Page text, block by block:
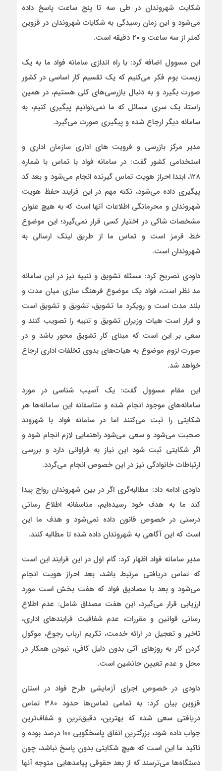
شکایت شهروندان در طی سه تا پنج ساعت پاسخ داده
می‌شود و این زمان رسیدگی به شکایات شهروندان در قزوین
کمتر از سه ساعت و ۲۰ دقیقه است.
این مسوول اضافه کرد: با راه اندازی سامانه فواد ما به یک
زیست بوم فکر می‌کنیم که یک تقسیم کار اساسی در کشور
صورت بگیرد و به دنبال بازرسی‌های کلی هستیم، در همین
راستا، یک سری مسائل که ما نمی‌توانیم پیگیری کنیم، به
سامانه دیگر ارجاع شده و پیگیری صورت می‌گیرد.
مدیر مرکز بازرسی و فرویت های اداری سازمان اداری و
استخدامی کشور گفت: در سامانه فواد با تماس با شماره
۱۲۸، ابتدا احراز هویت تماس گیرنده انجام می‌شود و بعد کد
پیگیری داده می‌شود، نکته مهم در این فرایند حفظ هویت
شهروندان و محرمانگی اطلاعات آنها است که به هیچ عنوان
مشخصات شاکی در اختیار کسی قرار نمی‌گیرد؛ این موضوع
خط قرمز است و تماس ما از طریق لینک ارسالی به
شهروندان است.
داودی تصریح کرد: مسئله تشویق و تنبیه نیز در این سامانه
مد نظر است، فواد یک موضوع فرهنگ سازی میان مدت و
بلند مدت است و رویکرد ما تشویق، تشویق و تشویق است
و قرار است هیات وزیران تشویق و تنبیه را تصویب کنند و
سعی بر این است که مبنای کار تشویق محور باشد و در
صورت لزوم موضوع به هیات‌های بدوی تخلفات اداری ارجاع
خواهد شد.
این مقام مسوول گفت: یک آسیب شناسی در مورد
سامانه‌های موجود انجام شده و متاسفانه این سامانه‌ها هر
شکایتی را ثبت می‌کنند اما در سامانه فواد با شهروند
صحبت می‌شود و سعی می‌شود راهنمایی لازم انجام شود و
اگر شکایتی ثبت شود این نیاز به فراوانی دارد و بررسی
ارتباطات خانوادگی نیز در این خصوص انجام می‌گردد.
داودی ادامه داد: مطالبه‌گری اگر در بین شهروندان رواج پیدا
کند ما به هدف خود رسیده‌ایم، متاسفانه اطلاع رسانی
درستی در خصوص قانون داده نمی‌شود و هدف ما این
است که این آگاهی به شهروندان داده شده تا مطالبه کنند.
مدیر سامانه فواد اظهار کرد: گام اول در این فرایند این است
که تماس دریافتی مرتبط باشد، بعد احراز هویت انجام
می‌شود و بعد با مصادیق فواد که هفت بخش است مورد
ارزیابی قرار می‌گیرد، این هفت مصداق شامل: عدم اطلاع
رسانی قوانین و مقررات، عدم شفافیت فرایندهای اداری،
تاخیر و تعجیل در ارائه خدمت، تکریم ارباب رجوع، موکول
کردن کار به روزهای آتی بدون دلیل کافی، نبودن همکار در
محل و عدم تعیین جانشین است.
داودی در خصوص اجرای آزمایشی طرح فواد در استان
قزوین بیان کرد: به تمامی تماس‌ها حدود ۳۸۰ تماس
دریافتی سعی شده که بهترین، دقیق‌ترین و شفاف‌ترین
جواب داده شود، بزرگترین اتفاق پاسخگویی ۱۰۰ درصد بوده و
تاکید ما این است که هیچ شکایتی بدون پاسخ نباشد، چون
دستگاه‌ها می‌ترسند که از بعد حقوقی پیامدهایی متوجه آنها